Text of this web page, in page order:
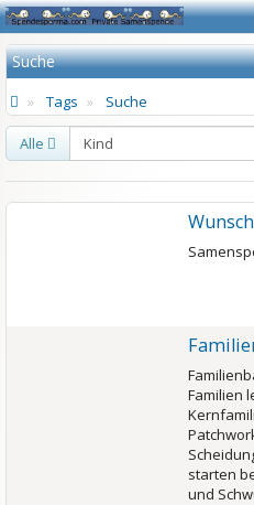
Suche
Tags Suche
Alle
Familien
starten
und